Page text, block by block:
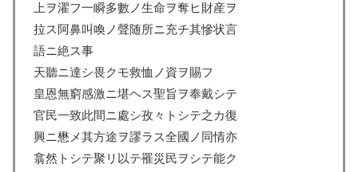
上ヲ濯フ一瞬多數ノ生命ヲ奪ヒ財産ヲ
拉ス阿鼻叫喚ノ聲随所ニ充チ其慘状言
語ニ絶ス事
天聽ニ達シ畏クモ救恤ノ資ヲ賜フ
皇恩無窮感激ニ堪ヘス聖旨ヲ奉戴シテ
官民一致此間ニ處シ孜々トシテ之カ復
興ニ懋メ其方途ヲ謬ラス全國ノ同情亦
翕然トシテ聚リ以テ罹災民ヲシテ能ク